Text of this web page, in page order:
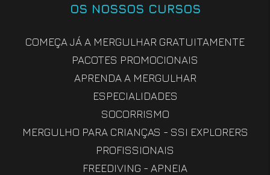
OS NOSSOS CURSOS
COMEÇA JÁ A MERGULHAR GRATUITAMENTE
PACOTES PROMOCIONAIS
APRENDA A MERGULHAR
ESPECIALIDADES
SOCORRISMO
MERGULHO PARA CRIANÇAS - SSI EXPLORERS
PROFISSIONAIS
FREEDIVING - APNEIA